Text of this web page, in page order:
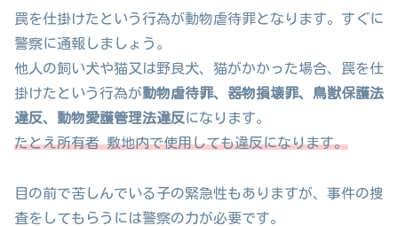
罠を仕掛けたという行為が動物虐待罪となります。すぐに
警察に通報しましょう。
他人の飼い犬や猫又は野良犬、猫がかかった場合、罠を仕
掛けたという行為が動物虐待罪、器物損壊罪、鳥獣保護法
違反、動物愛護管理法違反になります。
たとえ所有者 敷地内で使用しても違反になります。
目の前で苦しんでいる子の緊急性もありますが、事件の捜
査をしてもらうには警察の力が必要です。